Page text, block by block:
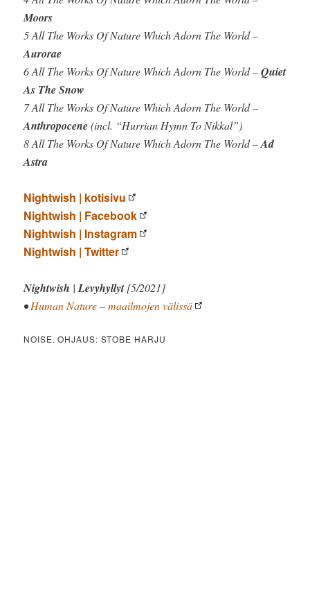
Moors
5 All The Works Of Nature Which Adorn The World –
Aurorae
6 All The Works Of Nature Which Adorn The World –Quiet
As The Snow
7 All The Works Of Nature Which Adorn The World –
Anthropocene(incl. “Hurrian Hymn To Nikkal”)
8 All The Works Of Nature Which Adorn The World –Ad
Astra
Nightwish | kotisivu
Nightwish | Facebook
Nightwish | Instagram
Nightwish | Twitter
Nightwish |Levyhyllyt[5/2021]
•Human Nature – maailmojen välissä
NOISE. OHJAUS: STOBE HARJU